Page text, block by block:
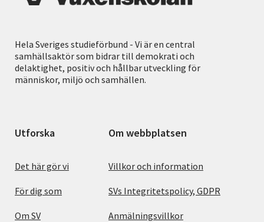
Hela Sveriges studieförbund - Vi är en central
samhällsaktör som bidrar till demokrati och
delaktighet, positiv och hållbar utveckling för
människor, miljö och samhällen.
Utforska
Det här gör vi
För dig som
Om SV
Om webbplatsen
Villkor och information
SVs Integritetspolicy, GDPR
Anmälningsvillkor